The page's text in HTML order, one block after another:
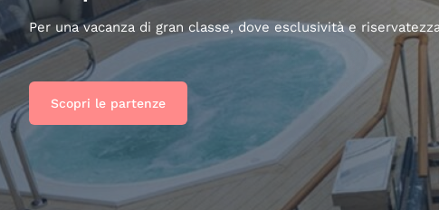
Per una vacanza di gran classe, dove esclusività e
Scopri le partenze